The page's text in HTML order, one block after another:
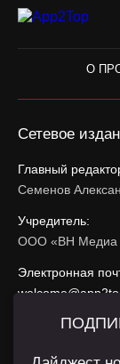
О
Сетевое
Главный
Семенов
Учредитель:
ООО «ВН Медиа
Электронная
При